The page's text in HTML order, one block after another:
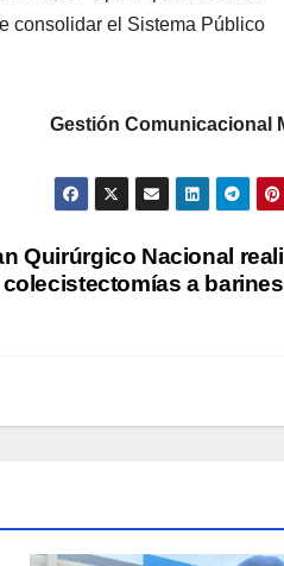
consolidar el Sistema Público
Gestión Comunicacional
Quirúrgico Nacional
colecistectomías a